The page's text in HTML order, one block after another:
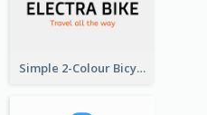
Simple 2-Colour Bicycle Logo